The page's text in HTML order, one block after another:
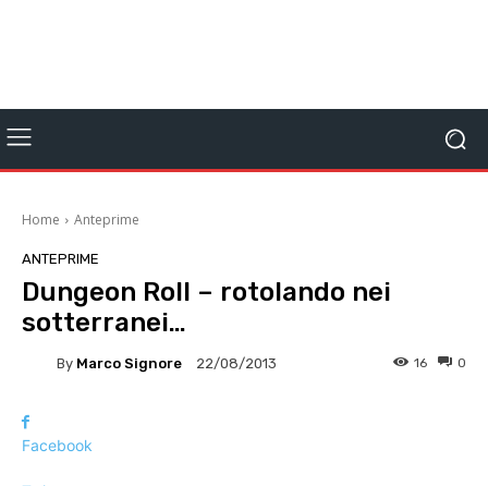
Home Anteprime
ANTEPRIME
Dungeon Roll – rotolando nei
sotterranei…
By Marco Signore 22/08/2013 0
16
Facebook